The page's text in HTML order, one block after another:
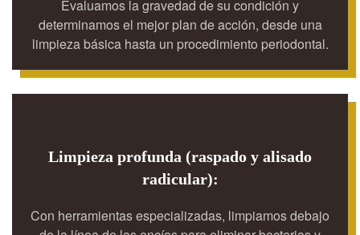
Evaluamos la gravedad de su condición y
determinamos el mejor plan de acción, desde una
limpieza básica hasta un procedimiento periodontal.
Limpieza profunda (raspado y alisado
radicular):
Con herramientas especializadas, limpiamos debajo